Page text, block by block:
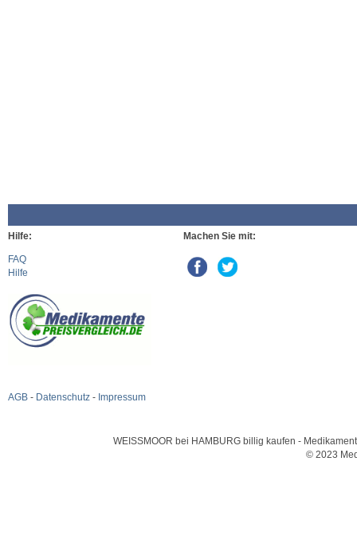
Hilfe:
FAQ
Hilfe
AGB - Datenschutz - Impressum
Machen Sie mit:
WEISSMOOR bei HAMBURG billig kaufen -
© 2023